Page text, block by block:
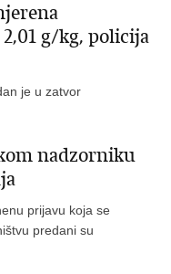
g/kg, policija
je u zatvor
nadzorniku
prijavu koja se
predani su